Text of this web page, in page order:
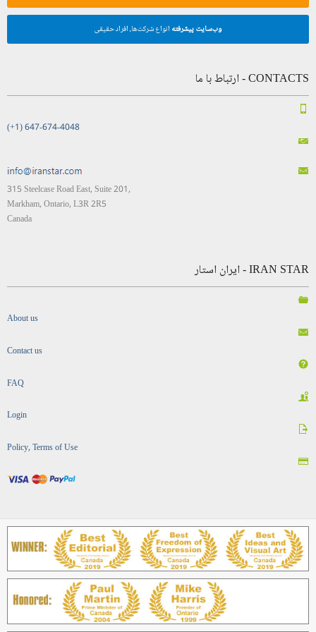
وب‌سایت پیشرفته انواع شرکت‌ها، افراد حقیقی
CONTACTS - ارتباط با ما
(+1) 647-674-4048
315 Steelcase Road East, Suite 201,
Markham, Ontario, L3R 2R5
Canada
IRAN STAR - ایران استار
About us
Contact us
FAQ
Login
Policy, Terms of Use